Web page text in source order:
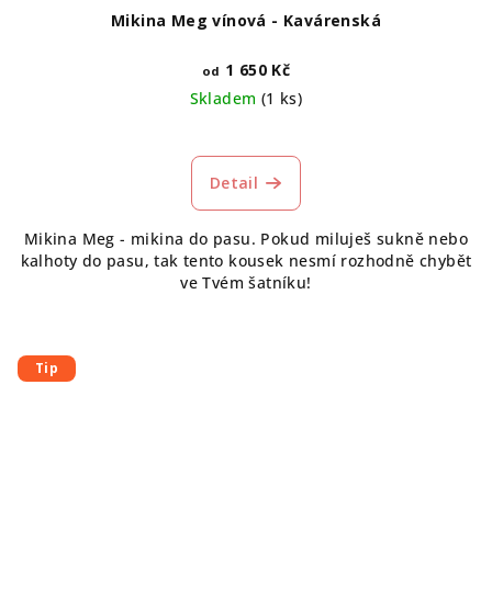
Mikina Meg vínová - Kavárenská
od 1 650 Kč
Skladem (1 ks)
hodnocení
produktu
z
5
hvězdiček.
Detail
Mikina Meg - mikina do pasu. Pokud miluješ sukně nebo
kalhoty do pasu, tak tento kousek nesmí rozhodně chybět
ve Tvém šatníku!
Tip